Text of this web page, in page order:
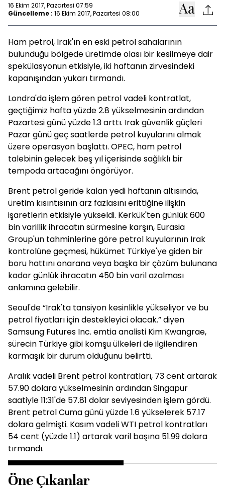
16 Ekim 2017, Pazartesi 07:59
Güncelleme : 16 Ekim 2017, Pazartesi 08:00
Ham petrol, Irak'ın en eski petrol sahalarının
bulunduğu bölgede üretimde olası bir kesilmeye dair
spekülasyonun etkisiyle, iki haftanın zirvesindeki
kapanışından yukarı tırmandı.
Londra'da işlem gören petrol vadeli kontratlat,
geçtiğimiz hafta yüzde 2.8 yükselmesinin ardından
Pazartesi günü yüzde 1.3 arttı. Irak güvenlik güçleri
Pazar günü geç saatlerde petrol kuyularını almak
üzere operasyon başlattı. OPEC, ham petrol
talebinin gelecek beş yıl içerisinde sağlıklı bir
tempoda artacağını öngörüyor.
Brent petrol geride kalan yedi haftanın altısında,
üretim kısıntısının arz fazlasını erittiğine ilişkin
işaretlerin etkisiyle yükseldi. Kerkük'ten günlük 600
bin varillik ihracatın sürmesine karşın, Eurasia
Group'un tahminlerine göre petrol kuyularının Irak
kontrolüne geçmesi, hükümet Türkiye'ye giden bir
boru hattını onarana veya başka bir çözüm bulunana
kadar günlük ihracatın 450 bin varil azalması
anlamına gelebilir.
Seoul'de “Irak'ta tansiyon kesinlikle yükseliyor ve bu
petrol fiyatları için destekleyici olacak.” diyen
Samsung Futures Inc. emtia analisti Kim Kwangrae,
sürecin Türkiye gibi komşu ülkeleri de ilgilendiren
karmaşık bir durum olduğunu belirtti.
Aralık vadeli Brent petrol kontratları, 73 cent artarak
57.90 dolara yükselmesinin ardından Singapur
saatiyle 11:31'de 57.81 dolar seviyesinden işlem gördü.
Brent petrol Cuma günü yüzde 1.6 yükselerek 57.17
dolara gelmişti. Kasım vadeli WTI petrol kontratları
54 cent (yüzde 1.1) artarak varil başına 51.99 dolara
tırmandı.
Öne Çıkanlar